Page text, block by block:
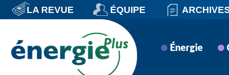
Navigation
principale
LA REVUE ÉQUIPE
Énergie